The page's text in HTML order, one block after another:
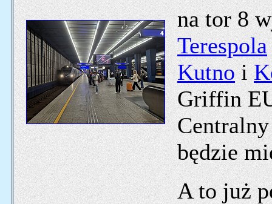
na tor 8
Terespola
Kutnoi
Griffin
będzie
A to już